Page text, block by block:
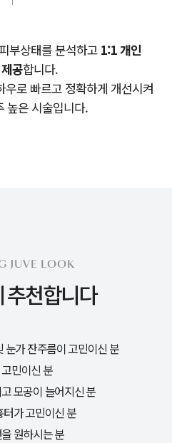
부상태를 분석하고1:1 개인
공합니다.
로 빠르고 정확하게 개선시켜
높은 시술입니다.
JUVE LOOK
추천합니다
눈가 잔주름이 고민이신 분
민이신 분
모공이 늘어지신 분
가 고민이신 분
원하시는 분